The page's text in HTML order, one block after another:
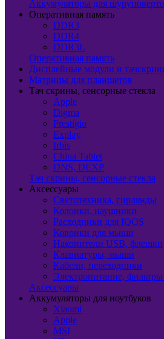
Аккумуляторы для
Оперативная память
DDR3
DDR4
DDR3L
Оперативная память
Дисплейные модули и
Матрицы для планшетов
Тач скрины, сенсорные стекла
Apple
Digma
Prestigio
Explay
Irbis
China Tablet
DNS, DEXP
Тач скрины, сенсорные стекла
Аксессуары
Светотехника, гирлянды
Колонки, наушники
Расходники для IQOS
Коврики для мыши
Накопители USB, флешки
Клавиатуры, мыши
Кабели, переходники
Электропитание,
Аксессуары
Аккумуляторы для ноутбуков
Xiaomi
Apple
MSI